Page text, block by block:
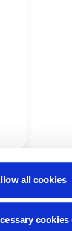
all cookies
cookies